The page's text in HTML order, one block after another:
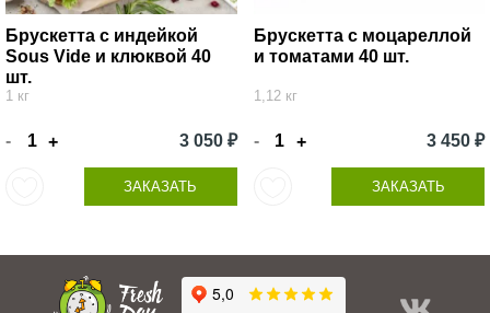
Брускетта с индейкой
Sous Vide и клюквой 40
шт.
1 кг
- + 3 050 ₽
ЗАКАЗАТЬ
Брускетта с моцареллой
и томатами 40 шт.
1,12 кг
- + 3 450 ₽
ЗАКАЗАТЬ